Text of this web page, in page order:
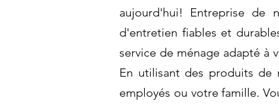
aujourd'hui! Entreprise de
d'entretien fiables et
service de ménage adapté à
En utilisant des produits de
employés ou votre famille.